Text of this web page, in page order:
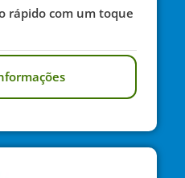
rápido com um toque